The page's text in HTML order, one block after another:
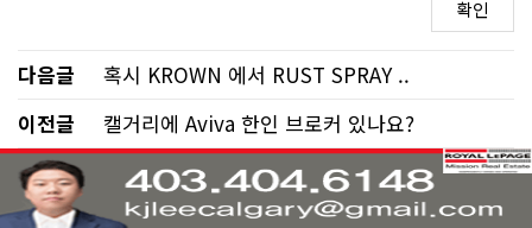
다음글
혹시 KROWN 에서 RUST SPRAY ..
이전글
캘거리에 Aviva 한인 브로커 있나요?